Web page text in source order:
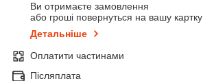
Ви отримаєте замовлення
або гроші повернуться на вашу картку
Детальніше
Оплатити частинами
Післяплата